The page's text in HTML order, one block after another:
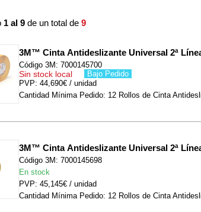
1 al 9de un total de 9
3M™ Cinta Antideslizante Universal 2ª
Código 3M: 7000145700
Sin stock local
Bajo Pedido
PVP: 44,690€ / unidad
Cantidad Mínima Pedido: 12 Rollos de Cinta
3M™ Cinta Antideslizante Universal 2ª
Código 3M: 7000145698
En stock
PVP: 45,145€ / unidad
Cantidad Mínima Pedido: 12 Rollos de Cinta